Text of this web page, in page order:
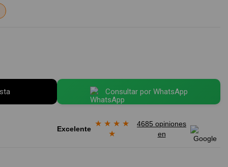
Consultar por WhatsApp
Excelente
★ ★ ★ ★
★
4685 opiniones
en